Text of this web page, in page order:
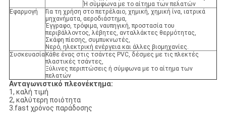
Ή σύμφωνα με το αίτημα των πελατών
Εφαρμογή
Για τη χρήση στο πετρέλαιο, χημική, χημική ίνα, ιατρικά
μηχανήματα, αεροδιάστημα,
Έγγραφο, τρόφιμα, ναυπηγική, προστασία του
περιβάλλοντος, λέβητες, ανταλλάκτες θερμότητας,
Σκάφη πίεσης, συμπυκνωτές,
Νερό, ηλεκτρική ενέργεια και άλλες βιομηχανίες.
Συσκευασία Κάθε ένας στις τσάντες PVC, δέσμες με τις πλεκτές
πλαστικές τσάντες,
Ξύλινες περιπτώσεις ή σύμφωνα με το αίτημα των
πελατών
Ανταγωνιστικό πλεονέκτημα:
1, καλή τιμή
2, καλύτερη ποιότητα
3.fast χρόνος παράδοσης